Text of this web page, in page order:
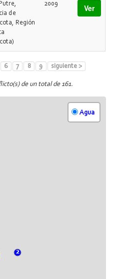
de
Región
2009 Ver
6 7 8 9
siguiente >
de un total de 161.
2
Agua